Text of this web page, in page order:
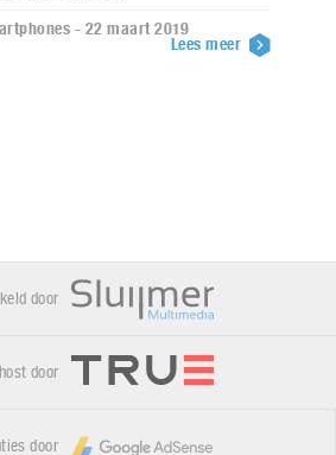
- 22 maart 2019
Lees meer
door
door
door